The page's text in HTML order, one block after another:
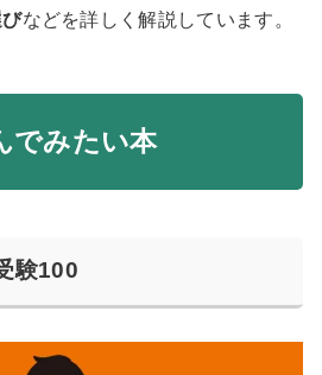
などを詳しく解説しています。
でみたい本
験100